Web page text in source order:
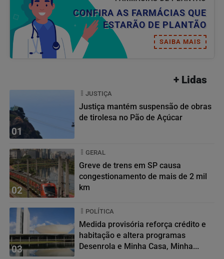
CONFIRA AS FARMÁCIAS QUE
ESTARÃO DE PLANTÃO
SAIBA MAIS
+ Lidas
01
JUSTIÇA
Justiça mantém suspensão de obras
de tirolesa no Pão de Açúcar
02
GERAL
Greve de trens em SP causa
congestionamento de mais de 2 mil
km
03
POLÍTICA
Medida provisória reforça crédito e
habitação e altera programas
Desenrola e Minha Casa, Minha...